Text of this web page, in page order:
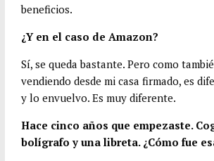
beneficios.
¿Y en el caso de Amazon?
Sí, se queda bastante. Pero como
vendiendo desde mi casa firmado, es
y lo envuelvo. Es muy diferente.
Hace cinco años que empezaste.
bolígrafo y una libreta. ¿Cómo fue